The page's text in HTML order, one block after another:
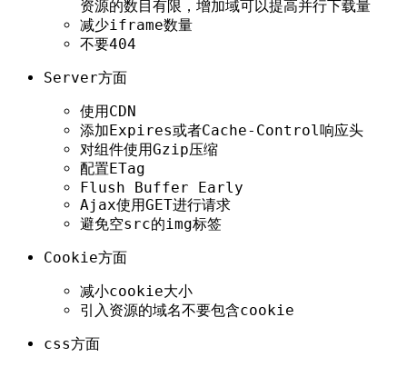
资源的数目有限，增加域可以提高并行下载量
减少iframe数量
不要404
Server方面
使用CDN
添加Expires或者Cache-Control响应头
对组件使用Gzip压缩
配置ETag
Flush Buffer Early
Ajax使用GET进行请求
避免空src的img标签
Cookie方面
减小cookie大小
引入资源的域名不要包含cookie
css方面